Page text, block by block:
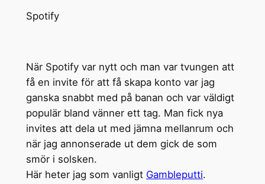
Spotify
När Spotify var nytt och man var tvungen att
få en invite för att få skapa konto var jag
ganska snabbt med på banan och var väldigt
populär bland vänner ett tag. Man fick nya
invites att dela ut med jämna mellanrum och
när jag annonserade ut dem gick de som
smör i solsken.
Här heter jag som vanligt Gambleputti.